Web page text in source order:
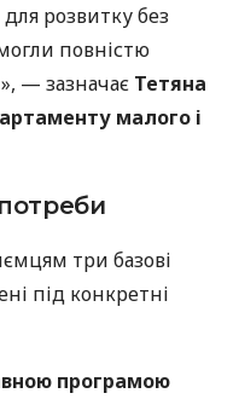
розвитку без
повністю
— зазначає Тетяна
малого і
три базові
під конкретні
програмою